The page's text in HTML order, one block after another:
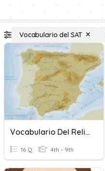
Vocabulario del SAT
Vocabulario Del Relieve
16 Q 4th - 9th